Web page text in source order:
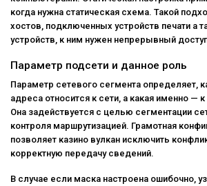
когда нужна статическая схема. Такой
хостов, подключенных устройств печати а
устройств, к ним нужен непрерывный
Параметр подсети и данное роль
Параметр сетевого сегмента определяет,
адреса относится к сети, а какая именно — к
Она задействуется с целью сегментации
контроля маршрутизацией. Грамотная
позволяет казино вулкан исключить
корректную передачу сведений.
В случае если маска настроена ошибочно,